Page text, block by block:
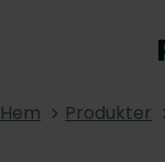
Hem Produkter